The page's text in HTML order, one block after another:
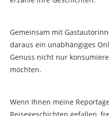
Gemeinsam mit
daraus ein unabhängiges
Genuss nicht nur
möchten.
Wenn Ihnen meine